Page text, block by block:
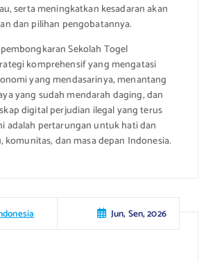
serta meningkatkan kesadaran akan
dan pilihan pengobatannya.
Sekolah Togel
komprehensif yang mengatasi
yang mendasarinya, menantang
yang sudah mendarah daging, dan
digital perjudian ilegal yang terus
adalah pertarungan untuk hati dan
komunitas, dan masa depan Indonesia.
Jun, Sen, 2026